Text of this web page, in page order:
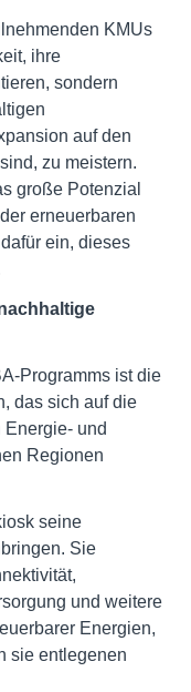
KMUs
ihre
sondern
auf den
zu meistern.
große Potenzial
erneuerbaren
ein, dieses
Programms ist die
das sich auf die
und
Regionen
seine
Sie
und weitere
Energien,
sie entlegenen